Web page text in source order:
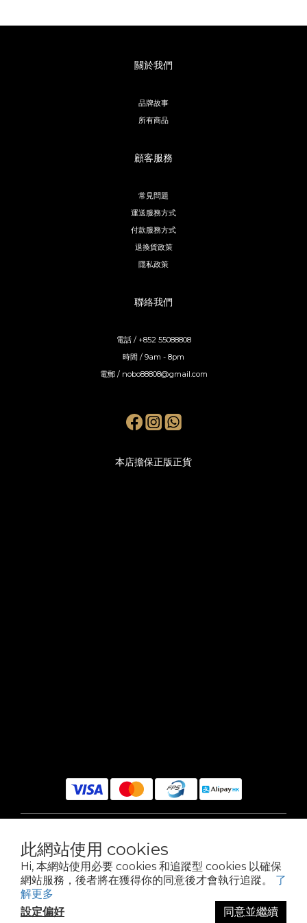
此網站使用 cookies
Hi, 本網站使用必要 cookies 和追蹤型 cookies 以確保
網站服務，後者將在獲得你的同意後才會執行追蹤。 了
解更多
設定偏好
同意並繼續
關於我們
品牌故事
所有商品
顧客服務
常見問題
運送服務方式
付款服務方式
退換貨政策
隱私政策
聯絡我們
電話 / +852 55088808
時間 / 9am - 8pm
電郵 / nobo88808@gmail.com
本店擔保正版正貨
$ HKD 繁體中文